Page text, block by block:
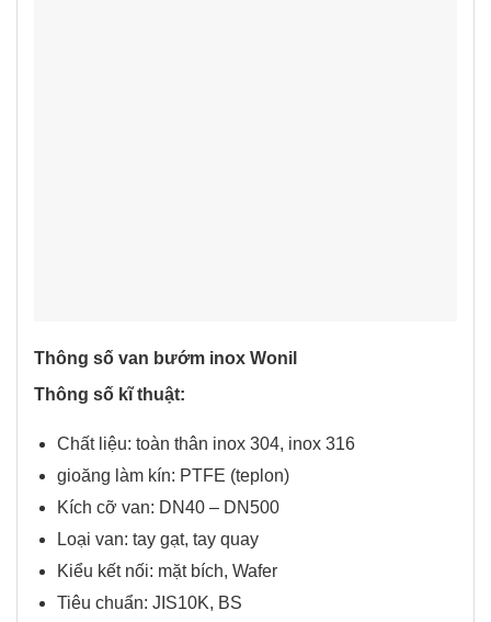
Thông số van bướm inox Wonil
Thông số kĩ thuật:
Chất liệu: toàn thân inox 304, inox 316
gioăng làm kín: PTFE (teplon)
Kích cỡ van: DN40 – DN500
Loại van: tay gạt, tay quay
Kiểu kết nối: mặt bích, Wafer
Tiêu chuẩn: JIS10K, BS